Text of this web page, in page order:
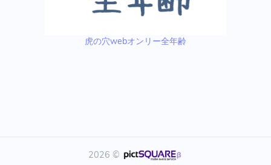
虎の穴webオンリー全年齢
2026 ©